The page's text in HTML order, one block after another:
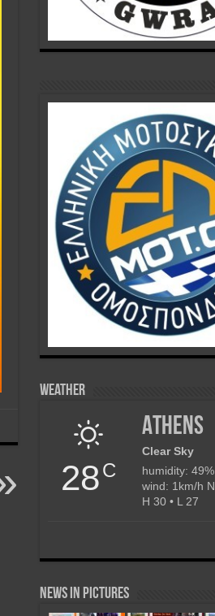
Weather
28C
Athens
Clear Sky
humidity: 49%
wind: 1km/h N
H 30 • L 27
News in Pictures